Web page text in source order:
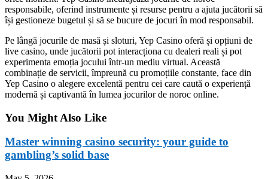
responsabile, oferind instrumente și resurse pentru a ajuta jucătorii să
își gestioneze bugetul și să se bucure de jocuri în mod responsabil.
Pe lângă jocurile de masă și sloturi, Yep Casino oferă și opțiuni de
live casino, unde jucătorii pot interacționa cu dealeri reali și pot
experimenta emoția jocului într-un mediu virtual. Această
combinație de servicii, împreună cu promoțiile constante, face din
Yep Casino o alegere excelentă pentru cei care caută o experiență
modernă și captivantă în lumea jocurilor de noroc online.
You Might Also Like
Master winning casino security: your guide to
gambling’s solid base